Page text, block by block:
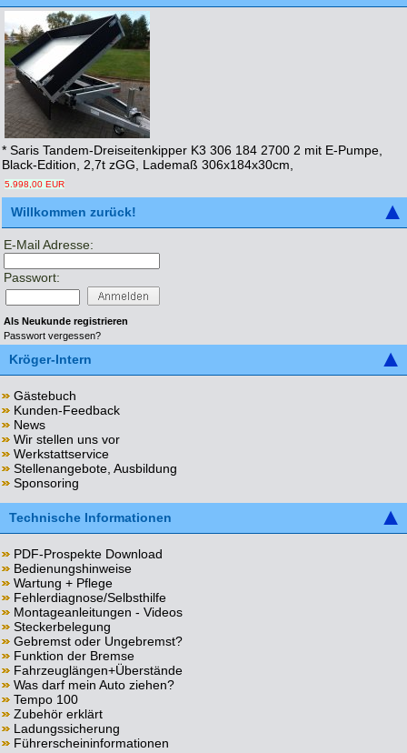
* Saris Tandem-Dreiseitenkipper K3 306 184 2700 2 mit E-Pumpe,
Black-Edition, 2,7t zGG, Lademaß 306x184x30cm,
5.998,00 EUR
Willkommen zurück!
E-Mail Adresse:
Passwort:
Als Neukunde registrieren
Passwort vergessen?
Kröger-Intern
Gästebuch
Kunden-Feedback
News
Wir stellen uns vor
Werkstattservice
Stellenangebote, Ausbildung
Sponsoring
Technische Informationen
PDF-Prospekte Download
Bedienungshinweise
Wartung + Pflege
Fehlerdiagnose/Selbsthilfe
Montageanleitungen - Videos
Steckerbelegung
Gebremst oder Ungebremst?
Funktion der Bremse
Fahrzeuglängen+Überstände
Was darf mein Auto ziehen?
Tempo 100
Zubehör erklärt
Ladungssicherung
Führerscheininformationen